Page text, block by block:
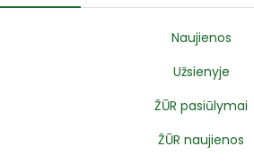
Naujienos
Užsienyje
ŽŪR pasiūlymai
ŽŪR naujienos